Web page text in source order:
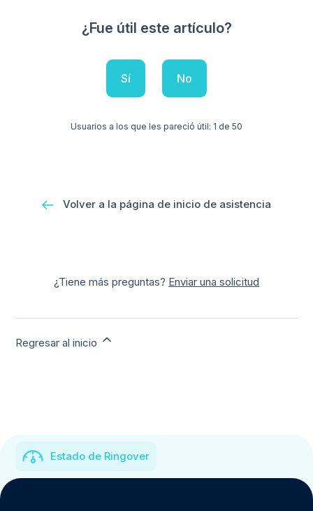
¿Fue útil este artículo?
Sí No
Usuarios a los que les pareció útil: 1 de 50
Volver a la página de inicio de asistencia
¿Tiene más preguntas? Enviar una solicitud
Regresar al inicio
Estado de Ringover